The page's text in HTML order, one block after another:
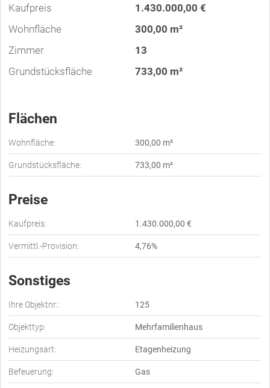
Kaufpreis
1.430.000,00 €
Wohnfläche
300,00 m²
Zimmer
13
Grundstücksfläche
733,00 m²
Flächen
Wohnfläche: 300,00 m²
Grundstücksfläche: 733,00 m²
Preise
Kaufpreis: 1.430.000,00 €
Vermittl.-Provision: 4,76%
Sonstiges
Ihre Objektnr.: 125
Objekttyp: Mehrfamilienhaus
Heizungsart: Etagenheizung
Befeuerung: Gas